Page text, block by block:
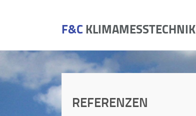
F&C KLIMAMESSTECHNIK
REFERENZEN